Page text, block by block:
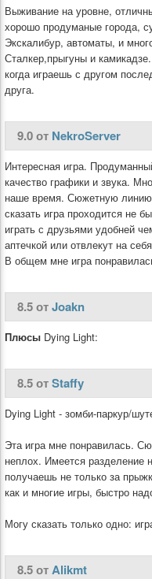
Выживание на уровне,
хорошо продуманые города,
Экскалибур, автоматы, и
Сталкер,прыгуны и
когда играешь с другом
друга.
9.0 от NekroServer
Интересная игра.
качество графики и звука.
наше время. Сюжетную линию
сказать игра проходится не
играть с друзьями удобней
аптечкой или отвлекут на
В общем мне игра
8.5 отJoakn
Плюсы Dying Light:
8.5 отStaffy
Dying Light - зомби-паркур/
Эта игра мне понравилась.
неплох. Имеется разделение
получаешь не только за
как и многие игры, быстро
Могу сказать только одно:
8.5 отAlikmt